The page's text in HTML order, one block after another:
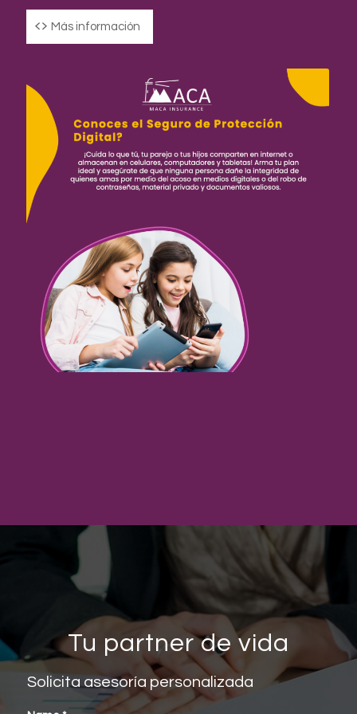
Más información
Tu partner de vida
Solicita asesoría personalizada